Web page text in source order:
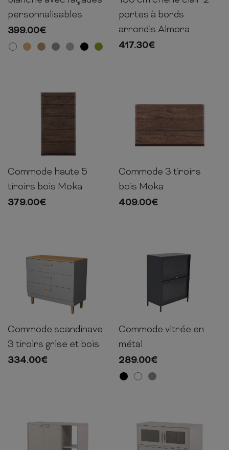
personnalisables
399.00€
portes à bords
arrondis Almora
417.30€
100cm 55cm
Commode haute 5
tiroirs bois Moka
379.00€
60cm 100cm 48cm
Commode 3 tiroirs
bois Moka
409.00€
90cm 100cm 47cm
Commode scandinave
3 tiroirs grise et bois
334.00€
80cm 100cm 40cm
Commode vitrée en
métal
289.00€